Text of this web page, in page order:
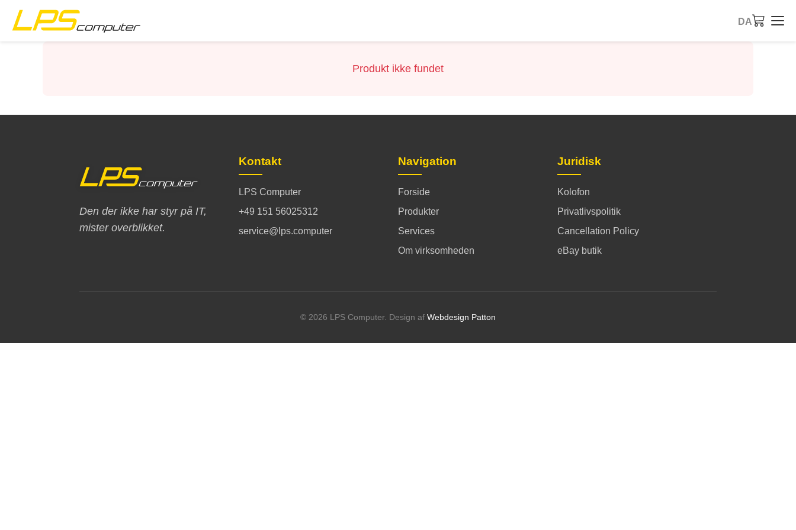
DA
Produkt ikke fundet
Den der ikke har styr på IT,
mister overblikket.
Kontakt
LPS Computer
+49 151 56025312
service@lps.computer
Navigation
Forside
Produkter
Services
Om virksomheden
Juridisk
Kolofon
Privatlivspolitik
Cancellation Policy
eBay butik
© 2026 LPS Computer. Design af Webdesign Patton